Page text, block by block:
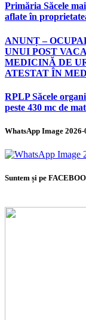
Primăria Săcele
aflate în
ANUNȚ –
UNUI POST
MEDICINĂ DE
ATESTAT ÎN
RPLP Săcele
peste 430 mc de
WhatsApp Image 2026-
Suntem și pe